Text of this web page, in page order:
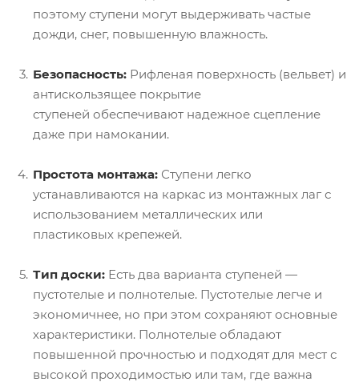
поэтому ступени могут выдерживать частые
дожди, снег, повышенную влажность.
Безопасность: Рифленая поверхность (вельвет) и
антискользящее покрытие
ступеней обеспечивают надежное сцепление
даже при намокании.
Простота монтажа: Ступени легко
устанавливаются на каркас из монтажных лаг с
использованием металлических или
пластиковых крепежей.
Тип доски: Есть два варианта ступеней —
пустотелые и полнотелые. Пустотелые легче и
экономичнее, но при этом сохраняют основные
характеристики. Полнотелые обладают
повышенной прочностью и подходят для мест с
высокой проходимостью или там, где важна